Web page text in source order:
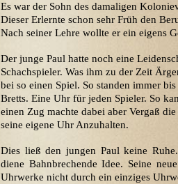
Es war der Sohn des damaligen
Dieser Erlernte schon sehr Früh den
Nach seiner Lehre wollte er ein eigens
Der junge Paul hatte noch eine
Schachspieler. Was ihm zu der Zeit
bei so einen Spiel. So standen immer
Bretts. Eine Uhr für jeden Spieler. So
einen Zug machte dabei aber Vergaß
seine eigene Uhr Anzuhalten.
Dies ließ den jungen Paul keine
diene Bahnbrechende Idee. Seine
Uhrwerke nicht durch ein einziges